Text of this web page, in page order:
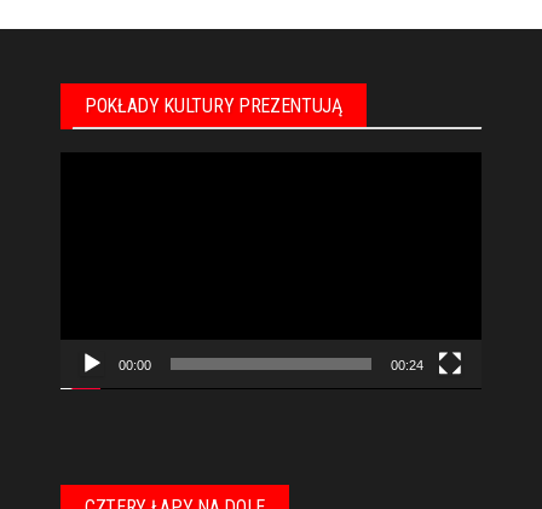
POKŁADY KULTURY PREZENTUJĄ
00:00 00:24